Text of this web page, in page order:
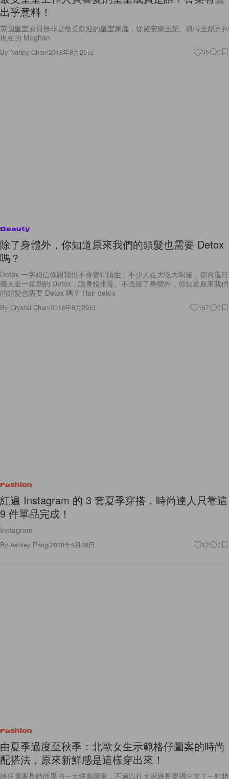
出乎意料！
英國皇室成員無非是最受歡迎的皇室家庭，從黛安娜王妃、凱特王妃再到
現在的 Meghan
By Nancy Chen/2018年8月29日 35 0
Beauty
除了身體外，你知道原來我們的頭髮也需要 Detox
嗎？
Detox 一字相信你跟我也不會覺得陌生，不少人在大吃大喝後，都會進行
幾天至一星期的 Detox，讓身體排毒。不過除了身體外，你知道原來我們
的頭髮也需要 Detox 嗎？ Hair detox
By Crystal Chan/2018年8月29日 167 0
Fashion
紅遍 Instagram 的 3 套夏季穿搭，時尚達人只靠這
9 件單品完成！
Instagram
By Ashley Pang/2018年8月29日 12 0
Fashion
由夏季過度至秋季：北歐女生示範格仔圖案的時尚
配搭法，原來新鮮感是這樣穿出來！
格仔圖案是時尚界的一大經典圖案，不過以往大家總是覺得它欠了一點特